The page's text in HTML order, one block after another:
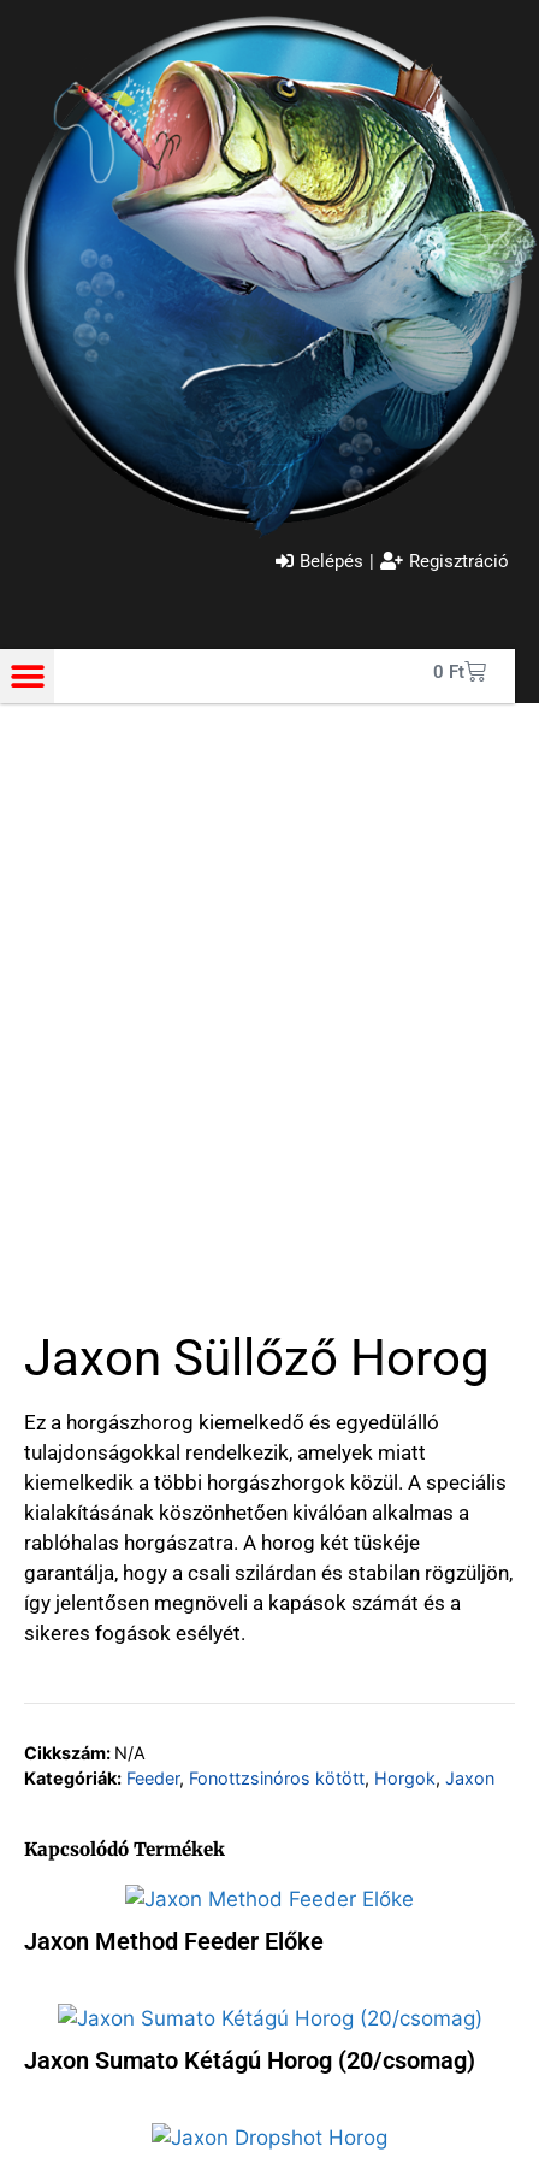
Belépés | Regisztráció
0 Ft
Jaxon Süllőző Horog
Ez a horgászhorog kiemelkedő és egyedülálló
tulajdonságokkal rendelkezik, amelyek miatt
kiemelkedik a többi horgászhorgok közül. A speciális
kialakításának köszönhetően kiválóan alkalmas a
rablóhalas horgászatra. A horog két tüskéje
garantálja, hogy a csali szilárdan és stabilan rögzüljön,
így jelentősen megnöveli a kapások számát és a
sikeres fogások esélyét.
Cikkszám: N/A
Kategóriák: Feeder, Fonottzsinóros kötött, Horgok, Jaxon
Kapcsolódó Termékek
Jaxon Method Feeder Előke
Jaxon Sumato Kétágú Horog (20/csomag)